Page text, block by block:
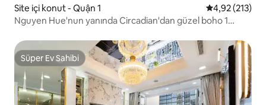
Site içi konut - Quận 1 5 üzerinden
4,92 (213)
Nguyen Hue'nun yanında Circadian'dan güzel boho 1
Süper Ev Sahibi
Süper Ev Sahibi